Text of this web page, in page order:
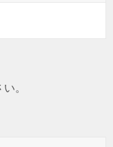
。